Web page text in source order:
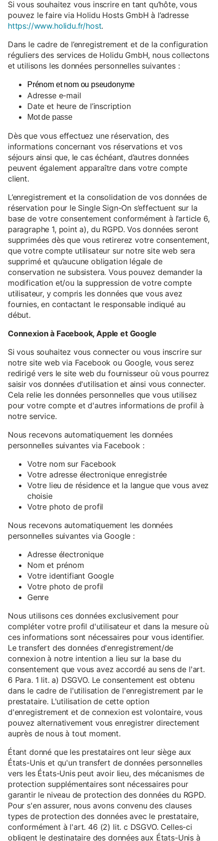
Si vous souhaitez vous inscrire en tant qu’hôte, vous
pouvez le faire via Holidu Hosts GmbH à l’adresse
https://www.holidu.fr/host.
Dans le cadre de l’enregistrement et de la configuration
réguliers des services de Holidu GmbH, nous collectons
et utilisons les données personnelles suivantes :
Prénom et nom ou pseudonyme
Adresse e-mail
Date et heure de l’inscription
Mot de passe
Dès que vous effectuez une réservation, des
informations concernant vos réservations et vos
séjours ainsi que, le cas échéant, d’autres données
peuvent également apparaître dans votre compte
client.
L’enregistrement et la consolidation de vos données de
réservation pour le Single Sign-On s’effectuent sur la
base de votre consentement conformément à l’article 6,
paragraphe 1, point a), du RGPD. Vos données seront
supprimées dès que vous retirerez votre consentement,
que votre compte utilisateur sur notre site web sera
supprimé et qu’aucune obligation légale de
conservation ne subsistera. Vous pouvez demander la
modification et/ou la suppression de votre compte
utilisateur, y compris les données que vous avez
fournies, en contactant le responsable indiqué au
début.
Connexion à Facebook, Apple et Google
Si vous souhaitez vous connecter ou vous inscrire sur
notre site web via Facebook ou Google, vous serez
redirigé vers le site web du fournisseur où vous pourrez
saisir vos données d'utilisation et ainsi vous connecter.
Cela relie les données personnelles que vous utilisez
pour votre compte et d'autres informations de profil à
notre service.
Nous recevons automatiquement les données
personnelles suivantes via Facebook :
Votre nom sur Facebook
Votre adresse électronique enregistrée
Votre lieu de résidence et la langue que vous avez
choisie
Votre photo de profil
Nous recevons automatiquement les données
personnelles suivantes via Google :
Adresse électronique
Nom et prénom
Votre identifiant Google
Votre photo de profil
Genre
Nous utilisons ces données exclusivement pour
compléter votre profil d'utilisateur et dans la mesure où
ces informations sont nécessaires pour vous identifier.
Le transfert des données d'enregistrement/de
connexion à notre intention a lieu sur la base du
consentement que vous avez accordé au sens de l'art.
6 Para. 1 lit. a) DSGVO. Le consentement est obtenu
dans le cadre de l'utilisation de l'enregistrement par le
prestataire. L'utilisation de cette option
d'enregistrement et de connexion est volontaire, vous
pouvez alternativement vous enregistrer directement
auprès de nous à tout moment.
Étant donné que les prestataires ont leur siège aux
États-Unis et qu'un transfert de données personnelles
vers les États-Unis peut avoir lieu, des mécanismes de
protection supplémentaires sont nécessaires pour
garantir le niveau de protection des données du RGPD.
Pour s'en assurer, nous avons convenu des clauses
types de protection des données avec le prestataire,
conformément à l'art. 46 (2) lit. c DSGVO. Celles-ci
obligent le destinataire des données aux États-Unis à